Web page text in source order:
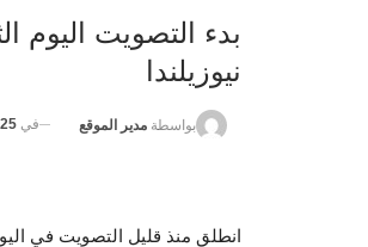
نيوزيلندا
بواسطة مدير الموقع في